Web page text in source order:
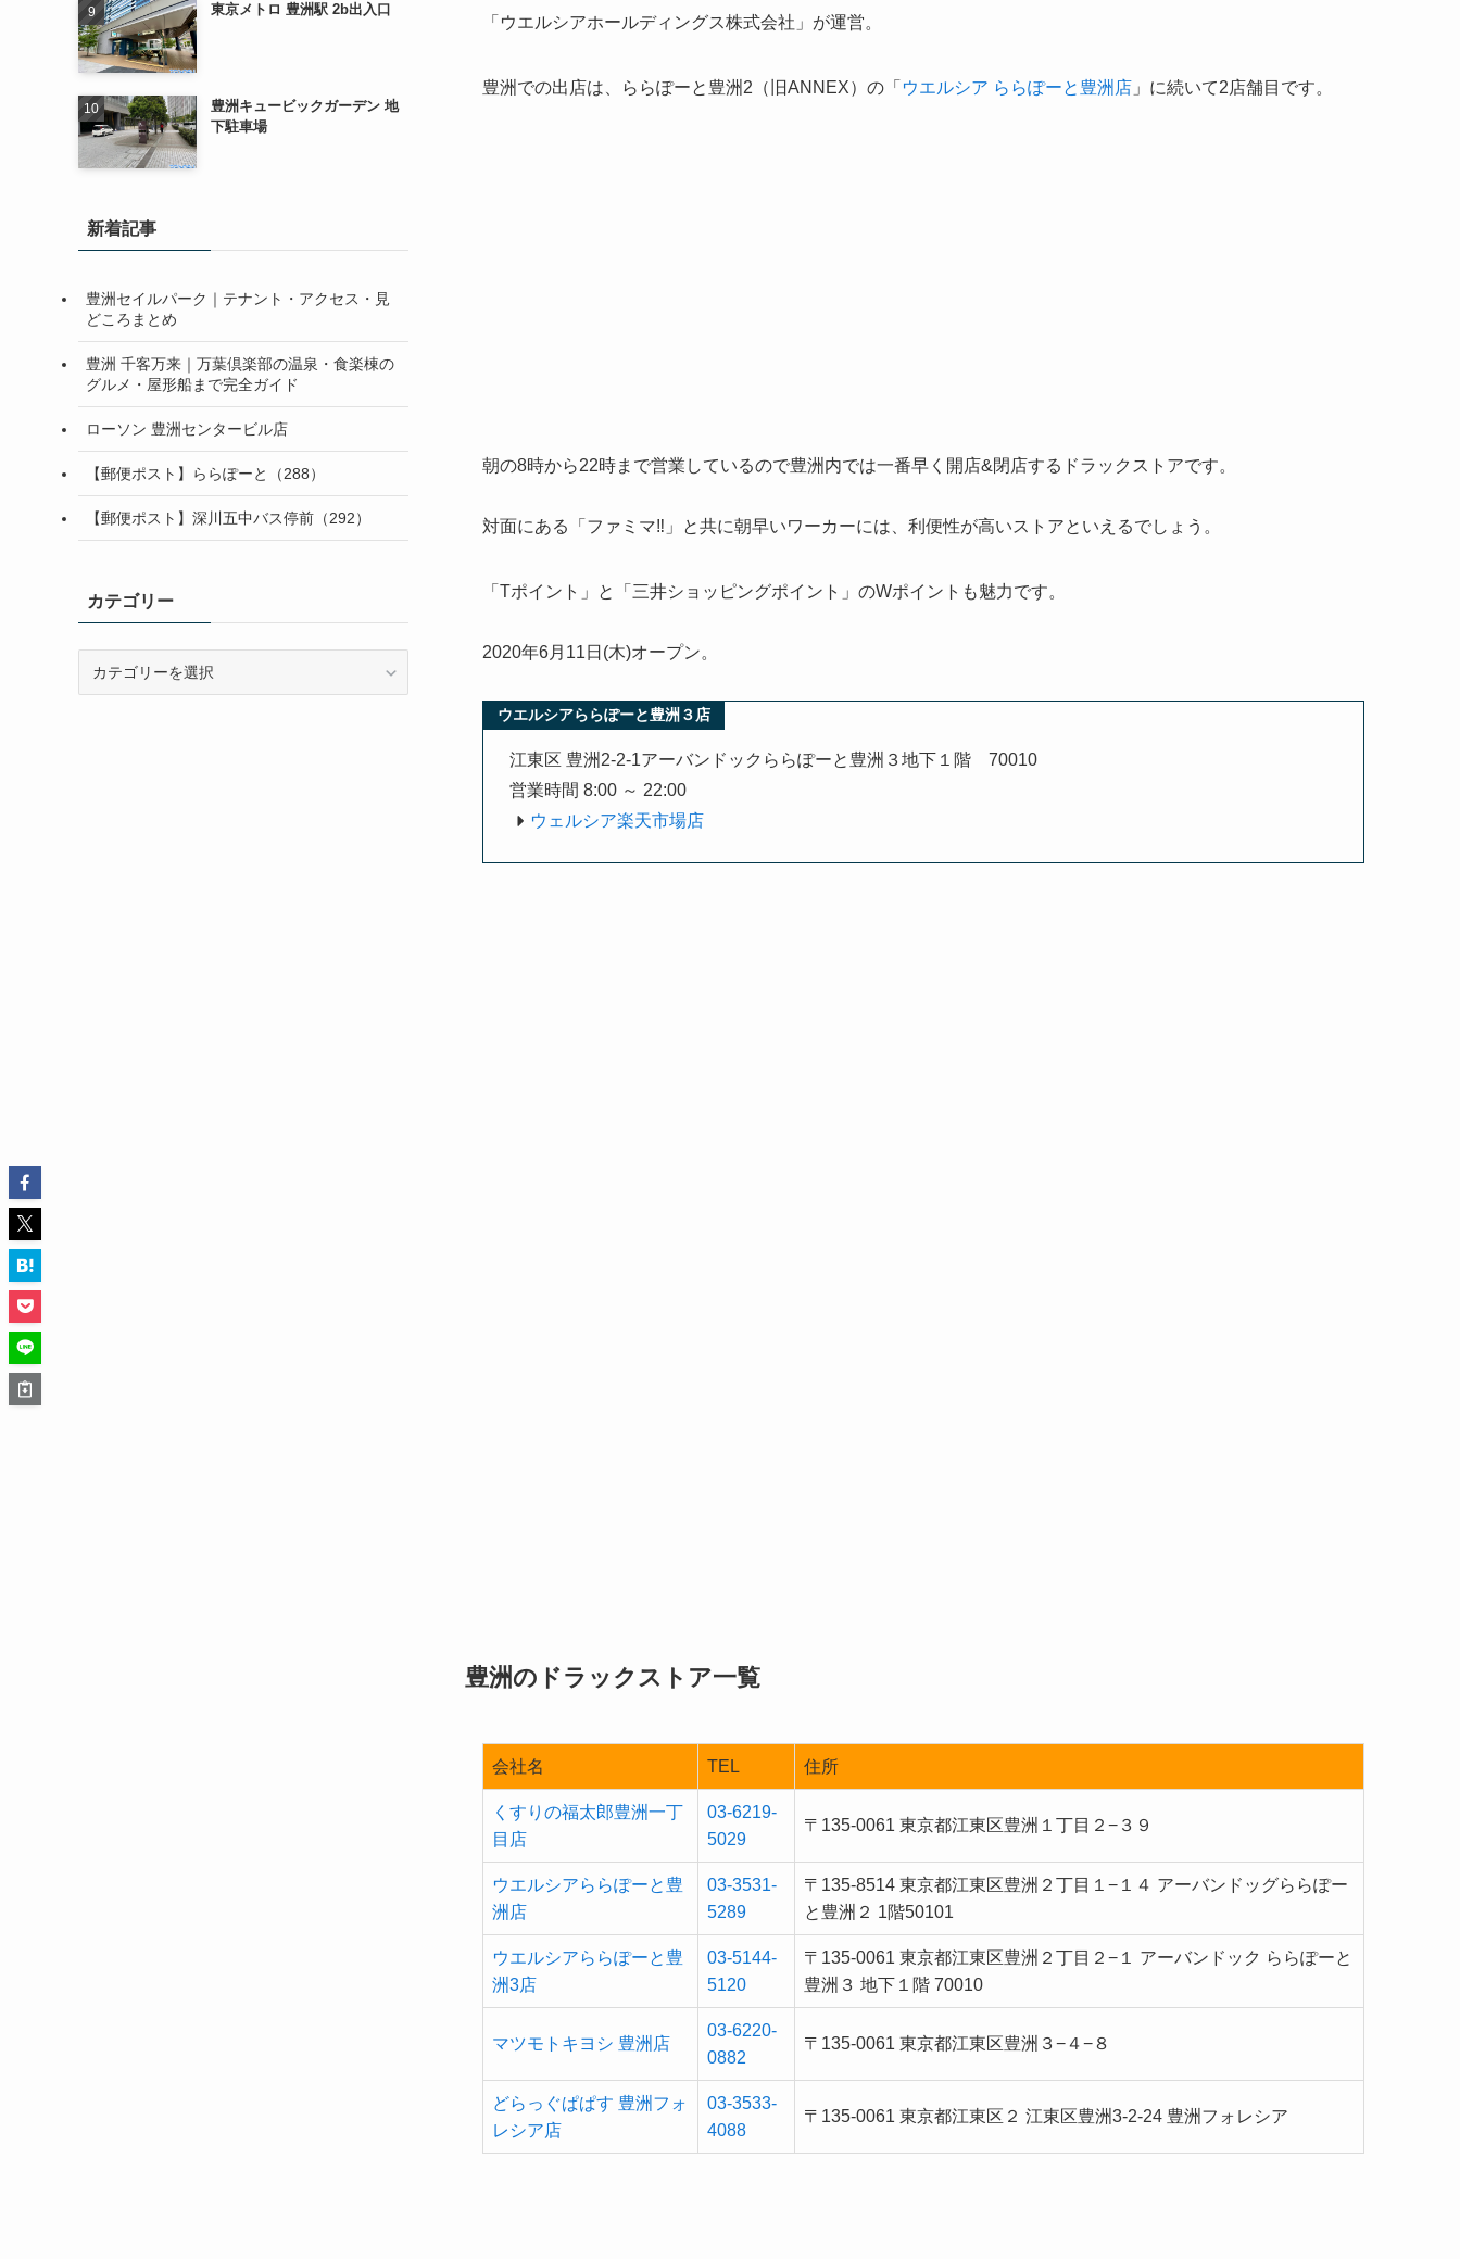
「ウエルシアホールディングス株式会社」が運営。
豊洲での出店は、ららぽーと豊洲2（旧ANNEX）の「 ウエルシア ららぽーと豊洲店 」に続いて2店舗目です。
朝の8時から22時まで営業しているので豊洲内では一番早く開店&閉店するドラックストアです。
対面にある「ファミマ‼︎」と共に朝早いワーカーには、利便性が高いストアといえるでしょう。
「Tポイント」と「三井ショッピングポイント」のWポイントも魅力です。
2020年6月11日(木)オープン。
ウエルシアららぽーと豊洲３店
江東区 豊洲2-2-1アーバンドックららぽーと豊洲３地下１階 70010
営業時間 8:00 ～ 22:00
ウェルシア楽天市場店
豊洲のドラックストア一覧
会社名 TEL 住所
くすりの福太郎豊洲一丁
目店
03-6219-
5029
〒135-0061 東京都江東区豊洲１丁目２−３９
ウエルシアららぽーと豊
洲店
03-3531-
5289
〒135-8514 東京都江東区豊洲２丁目１−１４ アーバンドッグららぽー
と豊洲２ 1階50101
ウエルシアららぽーと豊
洲3店
03-5144-
5120
〒135-0061 東京都江東区豊洲２丁目２−１ アーバンドック ららぽーと
豊洲３ 地下１階 70010
マツモトキヨシ 豊洲店
03-6220-
0882
〒135-0061 東京都江東区豊洲３−４−８
どらっぐぱぱす 豊洲フォ
レシア店
03-3533-
4088
〒135-0061 東京都江東区２ 江東区豊洲3-2-24 豊洲フォレシア
東京メトロ 豊洲駅 2b出入口
豊洲キュービックガーデン 地
下駐車場
新着記事
豊洲セイルパーク｜テナント・アクセス・見
どころまとめ
豊洲 千客万来｜万葉倶楽部の温泉・食楽棟の
グルメ・屋形船まで完全ガイド
ローソン 豊洲センタービル店
【郵便ポスト】ららぽーと（288）
【郵便ポスト】深川五中バス停前（292）
カテゴリー